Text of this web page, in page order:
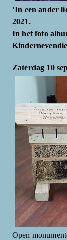
‘In een ander
2021.
In het foto
Zaterdag 10
Open